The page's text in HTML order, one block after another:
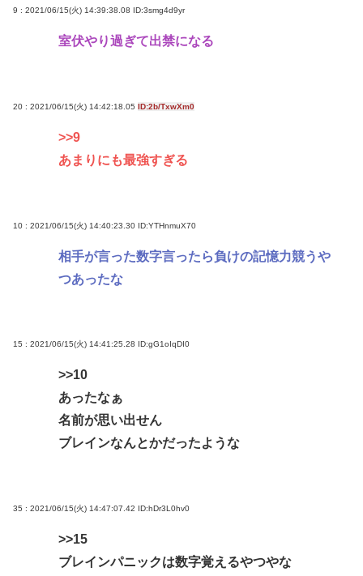
9 : 2021/06/15(火) 14:39:38.08 ID:3smg4d9yr
室伏やり過ぎて出禁になる
20 : 2021/06/15(火) 14:42:18.05 ID:2b/TxwXm0
>>9
あまりにも最強すぎる
10 : 2021/06/15(火) 14:40:23.30 ID:YTHnmuX70
相手が言った数字言ったら負けの記憶力競うや
つあったな
15 : 2021/06/15(火) 14:41:25.28 ID:gG1oIqDI0
>>10
あったなぁ
名前が思い出せん
ブレインなんとかだったような
35 : 2021/06/15(火) 14:47:07.42 ID:hDr3L0hv0
>>15
ブレインパニックは数字覚えるやつやな